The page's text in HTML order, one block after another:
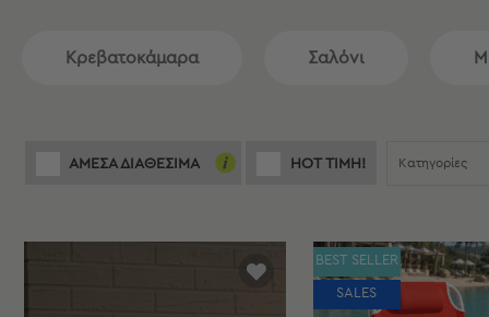
Οργάνωση
Ένδυση
Κρεβατοκάμαρα
Κρεβατοκάμαρα Σαλόνι
ΑΜΕΣΑ ΔΙΑΘΕΣΙΜΑ HOT ΤΙΜΗ! Κατηγορίες
BEST SELLER
SALES